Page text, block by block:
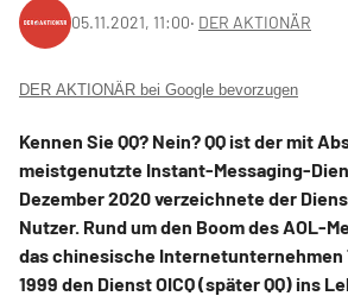
05.11.2021, 11:00‧ DER AKTIONÄR
DER AKTIONÄR bei Google bevorzugen
Kennen Sie QQ? Nein? QQ ist der mit
meistgenutzte Instant-Messaging-
Dezember 2020 verzeichnete der
Nutzer. Rund um den Boom des AOL-
das chinesische Internetunternehmen
1999 den Dienst OICQ (später QQ) ins